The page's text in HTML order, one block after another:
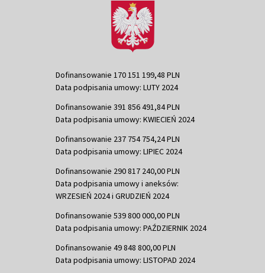
Dofinansowanie 170 151 199,48 PLN
Data podpisania umowy: LUTY 2024
Dofinansowanie 391 856 491,84 PLN
Data podpisania umowy: KWIECIEŃ 2024
Dofinansowanie 237 754 754,24 PLN
Data podpisania umowy: LIPIEC 2024
Dofinansowanie 290 817 240,00 PLN
Data podpisania umowy i aneksów:
WRZESIEŃ 2024 i GRUDZIEŃ 2024
Dofinansowanie 539 800 000,00 PLN
Data podpisania umowy: PAŹDZIERNIK 2024
Dofinansowanie 49 848 800,00 PLN
Data podpisania umowy: LISTOPAD 2024